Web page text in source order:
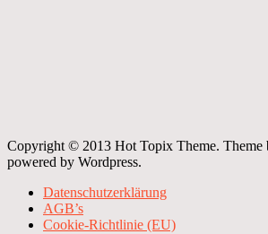
Copyright © 2013 Hot Topix Theme. Theme
powered by Wordpress.
Datenschutzerklärung
AGB’s
Cookie-Richtlinie (EU)